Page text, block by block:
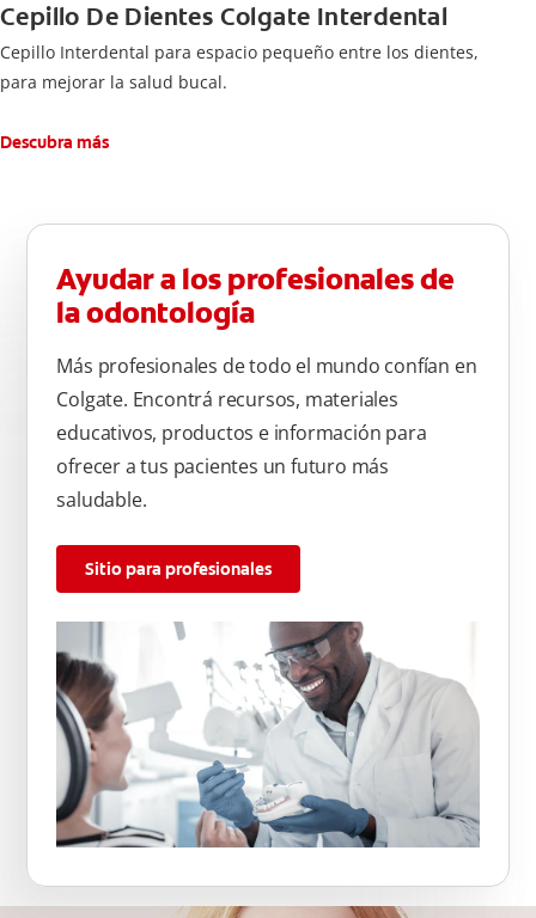
Cepillo De Dientes Colgate Interdental
Cepillo Interdental para espacio pequeño entre los dientes,
para mejorar la salud bucal.
Descubra más
Ayudar a los profesionales de
la odontología
Más profesionales de todo el mundo confían en
Colgate. Encontrá recursos, materiales
educativos, productos e información para
ofrecer a tus pacientes un futuro más
saludable.
Sitio para profesionales